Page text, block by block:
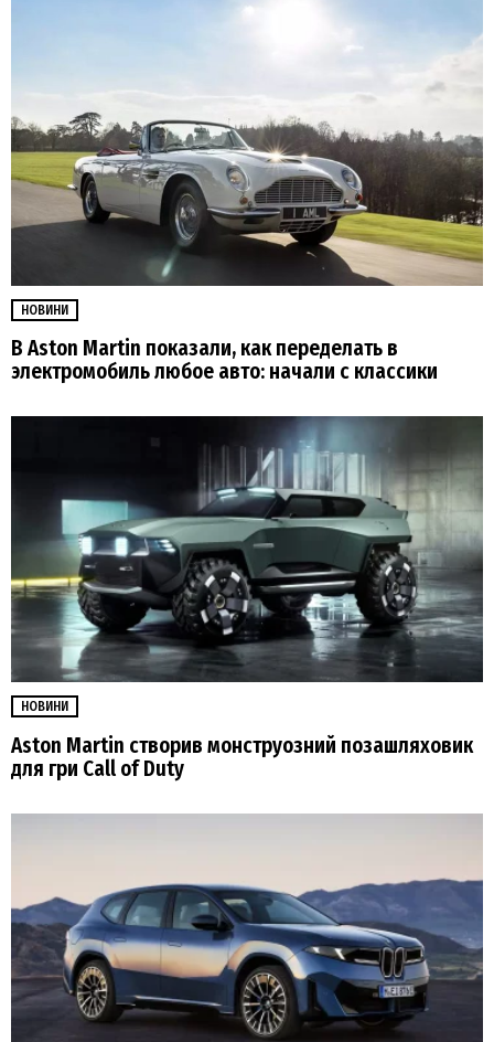
НОВИНИ
В Aston Martin показали, как переделать в
электромобиль любое авто: начали с классики
НОВИНИ
Aston Martin створив монструозний позашляховик
для гри Call of Duty